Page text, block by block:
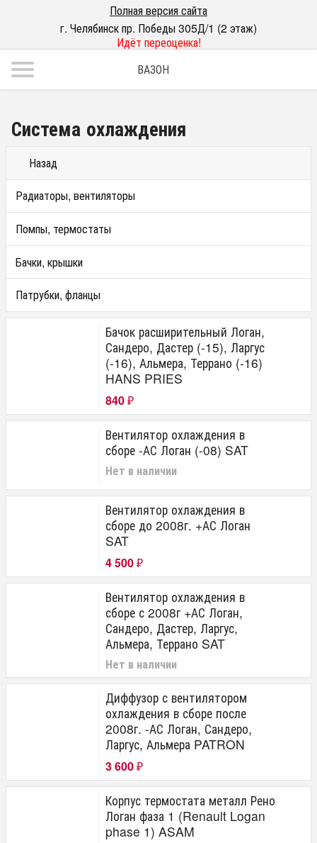
Полная версия сайта
г. Челябинск пр. Победы 305Д/1 (2 этаж)
Идёт переоценка!
ВАЗОН
Система охлаждения
Назад
Радиаторы, вентиляторы
Помпы, термостаты
Бачки, крышки
Патрубки, фланцы
Бачок расширительный Логан,
Сандеро, Дастер (-15), Ларгус
(-16), Альмера, Террано (-16)
HANS PRIES
840 ₽
Вентилятор охлаждения в
сборе -АС Логан (-08) SAT
Нет в наличии
Вентилятор охлаждения в
сборе до 2008г. +АС Логан
SAT
4 500 ₽
Вентилятор охлаждения в
сборе с 2008г +АС Логан,
Сандеро, Дастер, Ларгус,
Альмера, Террано SAT
Нет в наличии
Диффузор с вентилятором
охлаждения в сборе после
2008г. -АС Логан, Сандеро,
Ларгус, Альмера PATRON
3 600 ₽
Корпус термостата металл Рено
Логан фаза 1 (Renault Logan
phase 1) ASAM